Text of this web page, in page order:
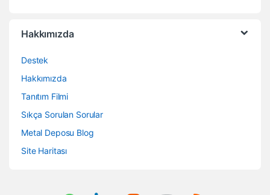
Hakkımızda
Destek
Hakkımızda
Tanıtım Filmi
Sıkça Sorulan Sorular
Metal Deposu Blog
Site Haritası